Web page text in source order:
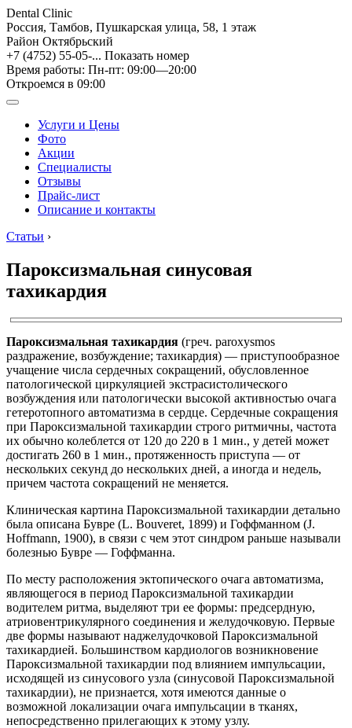
Dental Clinic
Россия, Тамбов, Пушкарская улица, 58, 1 этаж
Район Октябрьский
+7 (4752) 55-05-... Показать номер
Время работы: Пн-пт: 09:00—20:00
Откроемся в 09:00
Услуги и Цены
Фото
Акции
Специалисты
Отзывы
Прайс-лист
Описание и контакты
Статьи ›
Пароксизмальная синусовая
тахикардия
Пароксизмальная тахикардия (греч. paroxysmos
раздражение, возбуждение; тахикардия) — приступообразное
учащение числа сердечных сокращений, обусловленное
патологической циркуляцией экстрасистолического
возбуждения или патологически высокой активностью очага
гетеротопного автоматизма в сердце. Сердечные сокращения
при Пароксизмальной тахикардии строго ритмичны, частота
их обычно колеблется от 120 до 220 в 1 мин., у детей может
достигать 260 в 1 мин., протяженность приступа — от
нескольких секунд до нескольких дней, а иногда и недель,
причем частота сокращений не меняется.
Клиническая картина Пароксизмальной тахикардии детально
была описана Бувре (L. Bouveret, 1899) и Гоффманном (J.
Hoffmann, 1900), в связи с чем этот синдром раньше называли
болезнью Бувре — Гоффманна.
По месту расположения эктопического очага автоматизма,
являющегося в период Пароксизмальной тахикардии
водителем ритма, выделяют три ее формы: предсердную,
атриовентрикулярного соединения и желудочковую. Первые
две формы называют наджелудочковой Пароксизмальной
тахикардией. Большинством кардиологов возникновение
Пароксизмальной тахикардии под влиянием импульсации,
исходящей из синусового узла (синусовой Пароксизмальной
тахикардии), не признается, хотя имеются данные о
возможной локализации очага импульсации в тканях,
непосредственно прилегающих к этому узлу.